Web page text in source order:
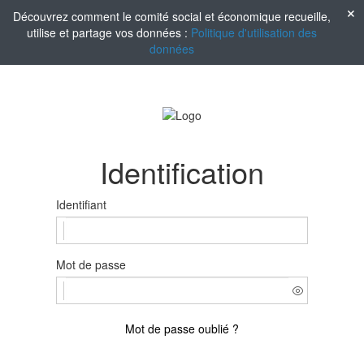
Découvrez comment le comité social et économique recueille,
utilise et partage vos données : Politique d'utilisation des
données
Identification
Identifiant
Mot de passe
Mot de passe oublié ?